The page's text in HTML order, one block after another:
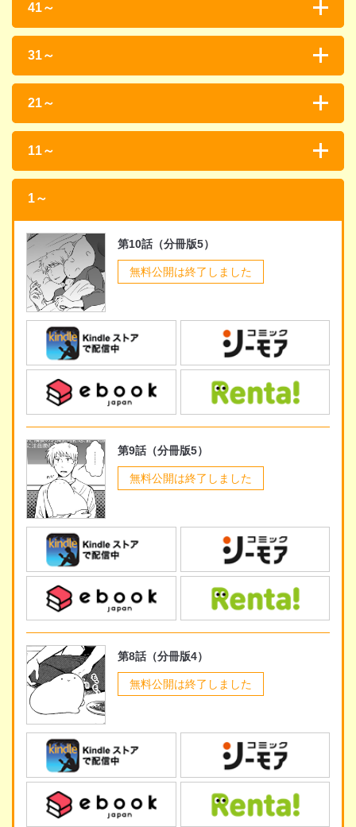
1～
第8話（分冊版4）
無料公開は終了しました
第9話（分冊版5）
無料公開は終了しました
第10話（分冊版5）
無料公開は終了しました
11～
21～
31～
41～